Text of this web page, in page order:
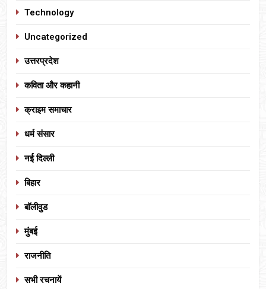
Technology
Uncategorized
उत्तरप्रदेश
कविता और कहानी
क्राइम समाचार
धर्म संसार
नई दिल्ली
बिहार
बॉलीवुड
मुंबई
राजनीति
सभी रचनायें